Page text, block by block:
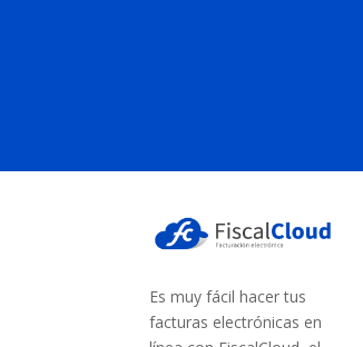
Es muy fácil hacer tus
facturas electrónicas en